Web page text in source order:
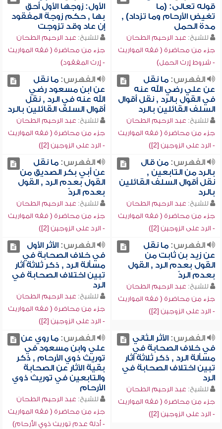
قوله تعالى: (ما
تغيض الأرحام وما تزداد) ,
مدة الحمل
للشيخ: عبد الرحيم الطحان
جزء من محاضرة ( فقه المواريث
- شروط إرث الحمل)
الأول: زوجها الأول أحق
بها , حكم زوجة المفقود
إن عاد وقد تزوجت
للشيخ: عبد الرحيم الطحان
جزء من محاضرة ( فقه المواريث
- إرث المفقود)
الفهرس:ما نقل
عن علي رضي الله عنه
في القول بالرد , نقل أقوال
السلف القائلين بالرد
للشيخ: عبد الرحيم الطحان
جزء من محاضرة ( فقه المواريث
- الرد على الزوجين [2])
الفهرس:ما نقل
عن ابن مسعود رضي
الله عنه في الرد , نقل
أقوال السلف القائلين بالرد
للشيخ: عبد الرحيم الطحان
جزء من محاضرة ( فقه المواريث
- الرد على الزوجين [2])
الفهرس:من قال
بالرد من التابعين ,
نقل أقوال السلف القائلين
بالرد
للشيخ: عبد الرحيم الطحان
جزء من محاضرة ( فقه المواريث
- الرد على الزوجين [2])
الفهرس:ما نقل
عن أبي بكر الصديق من
القول بعدم الرد , القول
بعدم الردّ
للشيخ: عبد الرحيم الطحان
جزء من محاضرة ( فقه المواريث
- الرد على الزوجين [2])
الفهرس:ما نقل
عن زيد بن ثابت من
القول بعدم الرد , القول
بعدم الردّ
للشيخ: عبد الرحيم الطحان
جزء من محاضرة ( فقه المواريث
- الرد على الزوجين [2])
الفهرس:الأثر الأول
في خلاف الصحابة في
مسألة الرد , ذكر ثلاثة آثار
تبين اختلاف الصحابة في
الرد
للشيخ: عبد الرحيم الطحان
جزء من محاضرة ( فقه المواريث
- الرد على الزوجين [2])
الفهرس:الأثر الثاني
في خلاف الصحابة في
مسألة الرد , ذكر ثلاثة آثار
تبين اختلاف الصحابة في
الرد
للشيخ: عبد الرحيم الطحان
جزء من محاضرة ( فقه المواريث
- الرد على الزوجين [2])
الفهرس:ما روي عن
علي وابن مسعود في
توريث ذوي الأرحام , ذكر
بقية الآثار عن الصحابة
والتابعين في توريث ذوي
الأرحام
للشيخ: عبد الرحيم الطحان
جزء من محاضرة ( فقه المواريث
- أدلة عدم توريث ذوي الأرحام)